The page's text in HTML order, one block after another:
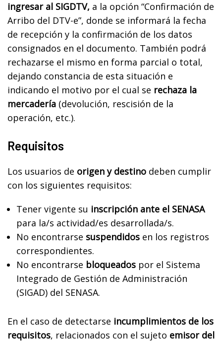
ingresar al SIGDTV, a la opción “Confirmación de
Arribo del DTV-e”, donde se informará la fecha
de recepción y la confirmación de los datos
consignados en el documento. También podrá
rechazarse el mismo en forma parcial o total,
dejando constancia de esta situación e
indicando el motivo por el cual se rechaza la
mercadería (devolución, rescisión de la
operación, etc.).
Requisitos
Los usuarios de origen y destino deben cumplir
con los siguientes requisitos:
Tener vigente su inscripción ante el SENASA
para la/s actividad/es desarrollada/s.
No encontrarse suspendidos en los registros
correspondientes.
No encontrarse bloqueados por el Sistema
Integrado de Gestión de Administración
(SIGAD) del SENASA.
En el caso de detectarse incumplimientos de los
requisitos, relacionados con el sujeto emisor del